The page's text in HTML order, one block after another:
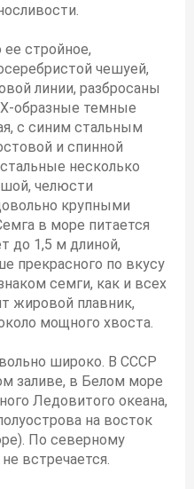
ее стройное,
чешуей,
линии, разбросаны
образные темные
с синим стальным
и спинной
несколько
челюсти
крупными
в море питается
до 1,5 м длиной,
прекрасного по вкусу
семги, как и всех
жировой плавник,
мощного хвоста.
широко. В СССР
заливе, в Белом море
Ледовитого океана,
на восток
По северному
встречается.